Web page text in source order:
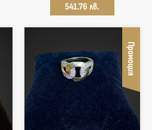
541.76 лв.
Промоция